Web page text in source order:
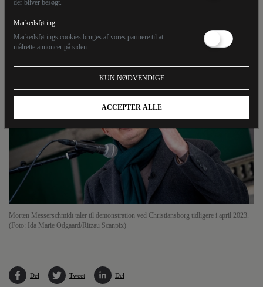
der bliver besøgt.
Markedsføring
Markedsførings cookies bruges af vores partnere til at
målrette annoncer på siden.
KUN NØDVENDIGE
ACCEPTER ALLE
forstå dets grundlæggende forudsætninger. Dermed
vil man også forstå, hvordan menneskeretten er så
undergravende.
Morten Messerschmidt taler til demonstration ved Christiansborg tidligere i april 2023.
(Foto: Ida Marie Odgaard/Ritzau Scanpix)
Del Tweet Del